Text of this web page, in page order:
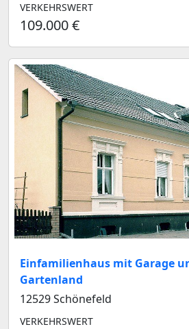
VERKEHRSWERT
109.000 €
Einfamilienhaus mit Garage
Gartenland
12529 Schönefeld
VERKEHRSWERT